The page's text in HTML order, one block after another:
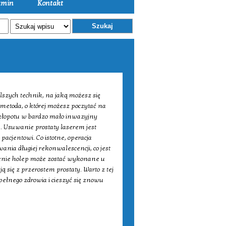
Kontakt
Szukaj
technik, na jaką możesz się
o której możesz poczytać na
w bardzo mało inwazyjny
Usuwanie prostaty laserem jest
Co istotne, operacja
długiej rekonwalescencji, co jest
holep może zostać wykonane u
się z przerostem prostaty. Warto z tej
zdrowia i cieszyć się znowu